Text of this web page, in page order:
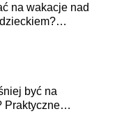
na wakacje nad
być na
Praktyczne